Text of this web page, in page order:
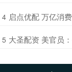
4 启点优配 万亿消
5 大圣配资 美官员